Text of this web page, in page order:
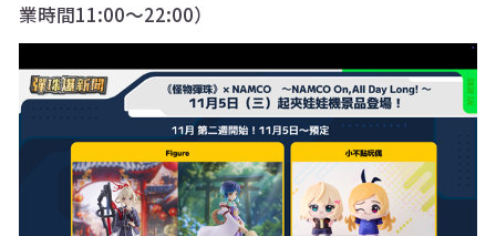
業時間11:00〜22:00）